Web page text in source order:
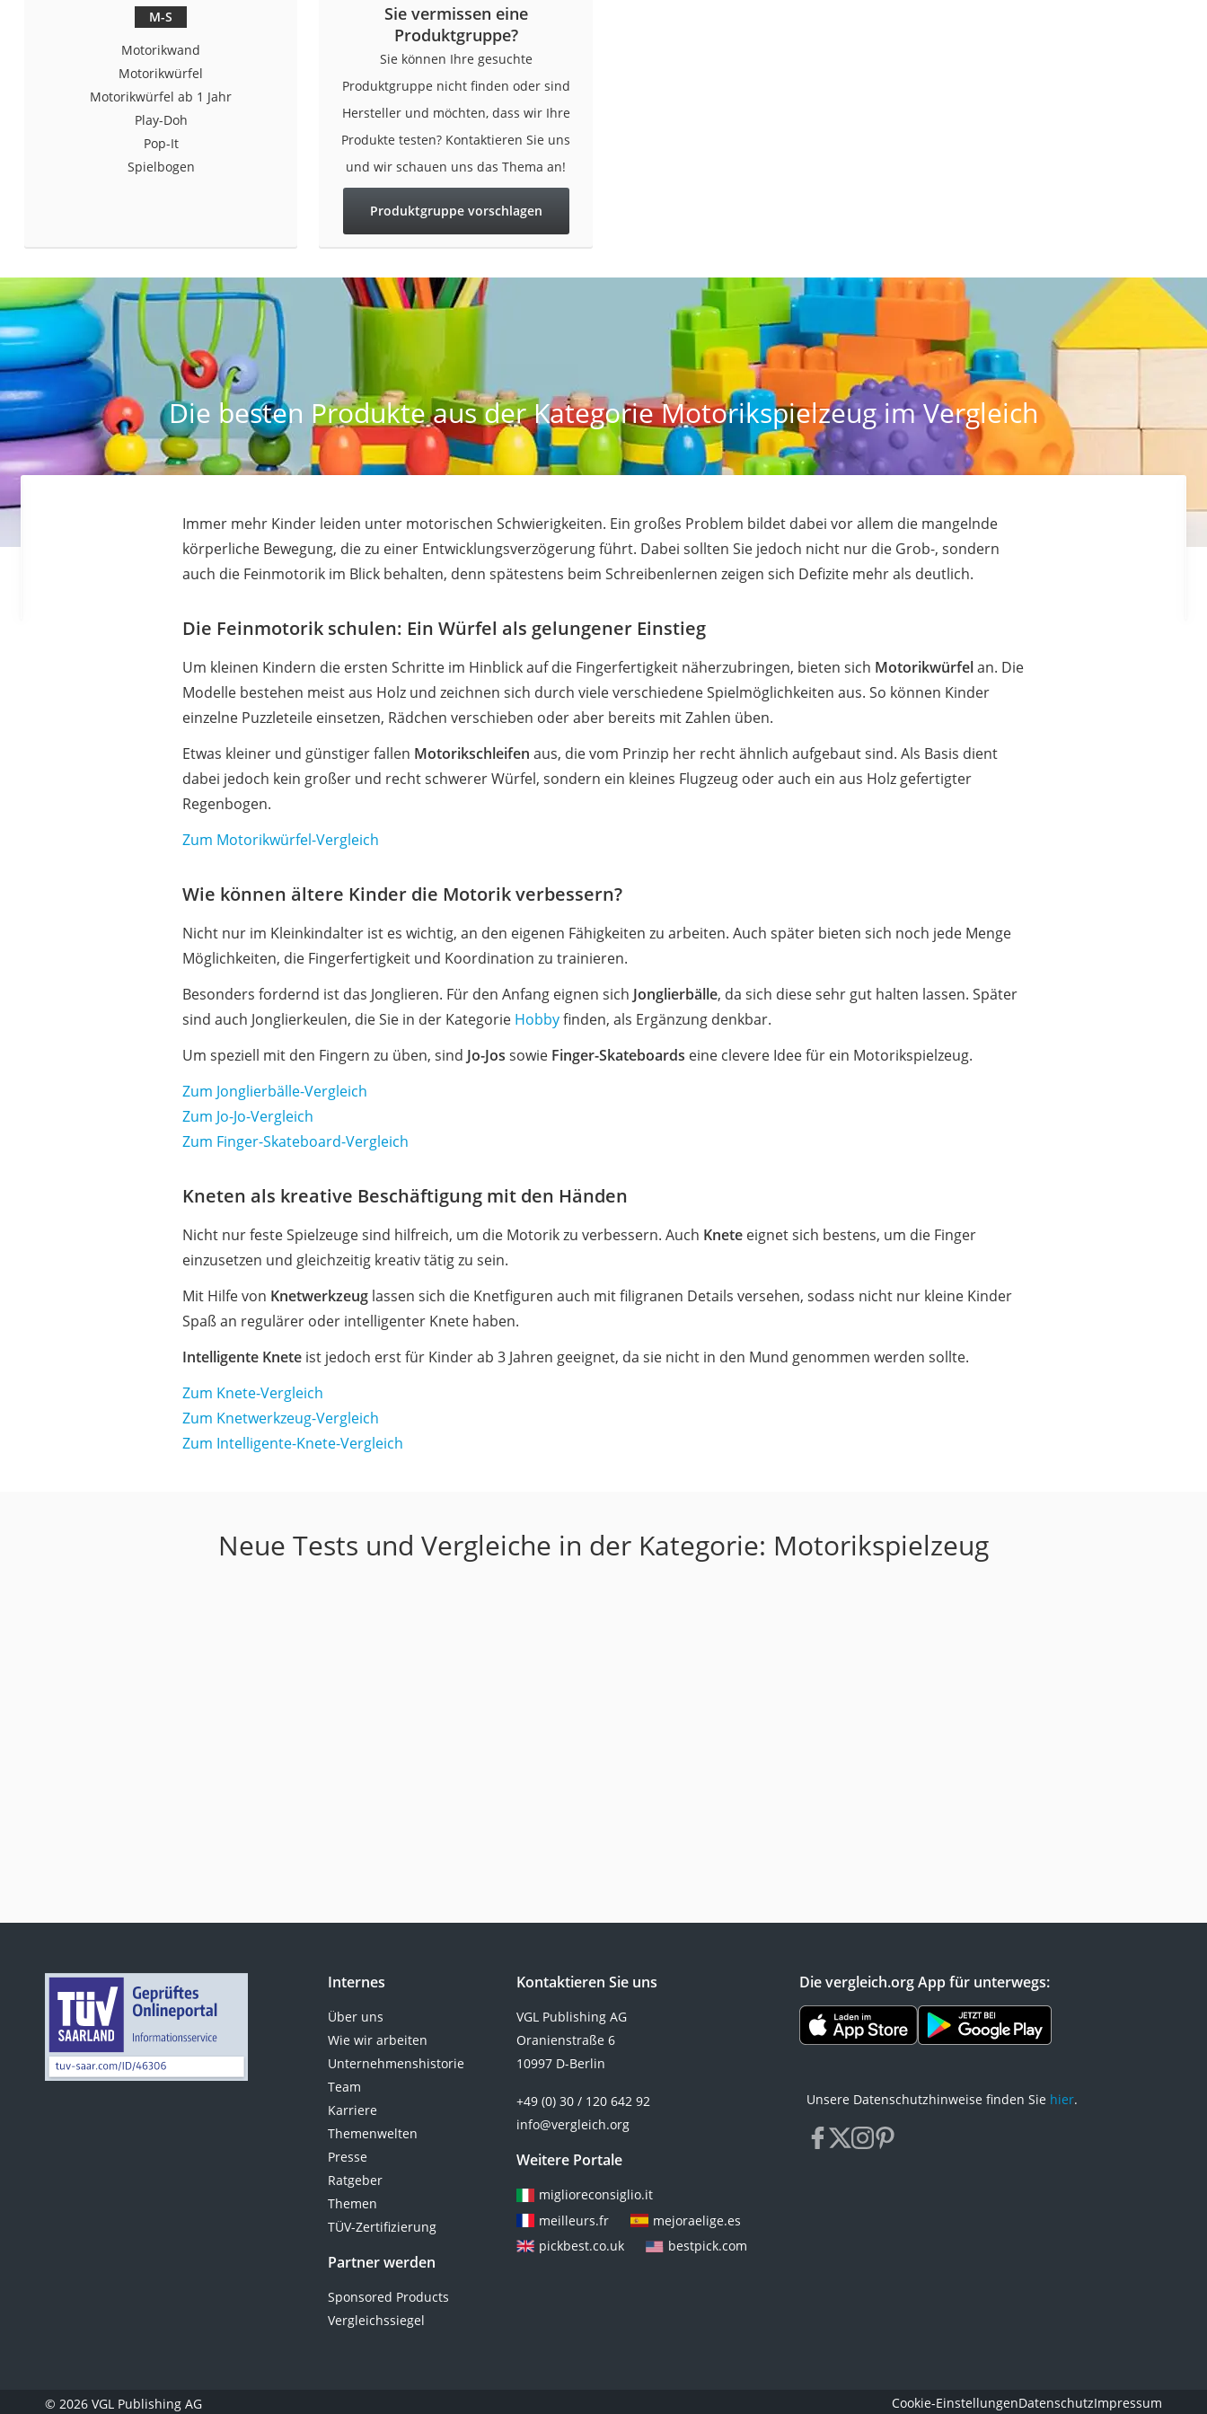
Trekkingschuhe Herren
Reisetasche mit Rollen
Klimmzugstation
Handgepäck-Koffer
Vibrationsplatte
Service
M-S
Motorikwand
Motorikwürfel
Motorikwürfel ab 1 Jahr
Play-Doh
Pop-It
Spielbogen
Sie vermissen eine
Produktgruppe?
Sie können Ihre gesuchte
Produktgruppe nicht finden oder sind
Hersteller und möchten, dass wir Ihre
Produkte testen? Kontaktieren Sie uns
und wir schauen uns das Thema an!
Produktgruppe vorschlagen
Die besten Produkte aus der Kategorie Motorikspielzeug im Vergleich
Immer mehr Kinder leiden unter motorischen Schwierigkeiten. Ein großes Problem bildet dabei vor allem die mangelnde
körperliche Bewegung, die zu einer Entwicklungsverzögerung führt. Dabei sollten Sie jedoch nicht nur die Grob-, sondern
auch die Feinmotorik im Blick behalten, denn spätestens beim Schreibenlernen zeigen sich Defizite mehr als deutlich.
Die Feinmotorik schulen: Ein Würfel als gelungener Einstieg
Um kleinen Kindern die ersten Schritte im Hinblick auf die Fingerfertigkeit näherzubringen, bieten sich Motorikwürfelan. Die
Modelle bestehen meist aus Holz und zeichnen sich durch viele verschiedene Spielmöglichkeiten aus. So können Kinder
einzelne Puzzleteile einsetzen, Rädchen verschieben oder aber bereits mit Zahlen üben.
Etwas kleiner und günstiger fallen Motorikschleifen aus, die vom Prinzip her recht ähnlich aufgebaut sind. Als Basis dient
dabei jedoch kein großer und recht schwerer Würfel, sondern ein kleines Flugzeug oder auch ein aus Holz gefertigter
Regenbogen.
Zum Motorikwürfel-Vergleich
Wie können ältere Kinder die Motorik verbessern?
Nicht nur im Kleinkindalter ist es wichtig, an den eigenen Fähigkeiten zu arbeiten. Auch später bieten sich noch jede Menge
Möglichkeiten, die Fingerfertigkeit und Koordination zu trainieren.
Besonders fordernd ist das Jonglieren. Für den Anfang eignen sich Jonglierbälle, da sich diese sehr gut halten lassen. Später
sind auch Jonglierkeulen, die Sie in der Kategorie Hobbyfinden, als Ergänzung denkbar.
Um speziell mit den Fingern zu üben, sind Jo-Jos sowie Finger-Skateboards eine clevere Idee für ein Motorikspielzeug.
Zum Jonglierbälle-Vergleich
Zum Jo-Jo-Vergleich
Zum Finger-Skateboard-Vergleich
Kneten als kreative Beschäftigung mit den Händen
Nicht nur feste Spielzeuge sind hilfreich, um die Motorik zu verbessern. Auch Knete eignet sich bestens, um die Finger
einzusetzen und gleichzeitig kreativ tätig zu sein.
Mit Hilfe von Knetwerkzeug lassen sich die Knetfiguren auch mit filigranen Details versehen, sodass nicht nur kleine Kinder
Spaß an regulärer oder intelligenter Knete haben.
Intelligente Knete ist jedoch erst für Kinder ab 3 Jahren geeignet, da sie nicht in den Mund genommen werden sollte.
Zum Knete-Vergleich
Zum Knetwerkzeug-Vergleich
Zum Intelligente-Knete-Vergleich
Neue Tests und Vergleiche in der Kategorie: Motorikspielzeug
Internes
Über uns
Wie wir arbeiten
Unternehmenshistorie
Team
Karriere
Themenwelten
Presse
Ratgeber
Themen
TÜV-Zertifizierung
Partner werden
Sponsored Products
Vergleichssiegel
Kontaktieren Sie uns
VGL Publishing AG
Oranienstraße 6
10997 D-Berlin
+49 (0) 30 / 120 642 92
info@vergleich.org
Weitere Portale
miglioreconsiglio.it
meilleurs.fr
mejoraelige.es
pickbest.co.uk
bestpick.com
Die vergleich.org App für unterwegs:
Unsere Datenschutzhinweise finden Sie hier.
facebook
x instagram
pinterest
© 2026 VGL Publishing AG Cookie-EinstellungenDatenschutzImpressum